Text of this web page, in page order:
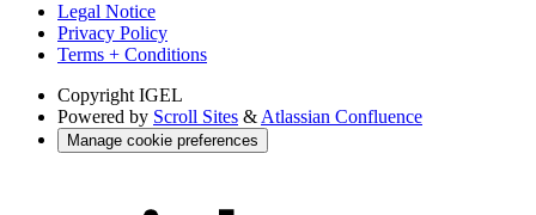
Legal Notice
Privacy Policy
Terms + Conditions
Copyright IGEL
Powered by Scroll Sites &Atlassian Confluence
Manage cookie preferences